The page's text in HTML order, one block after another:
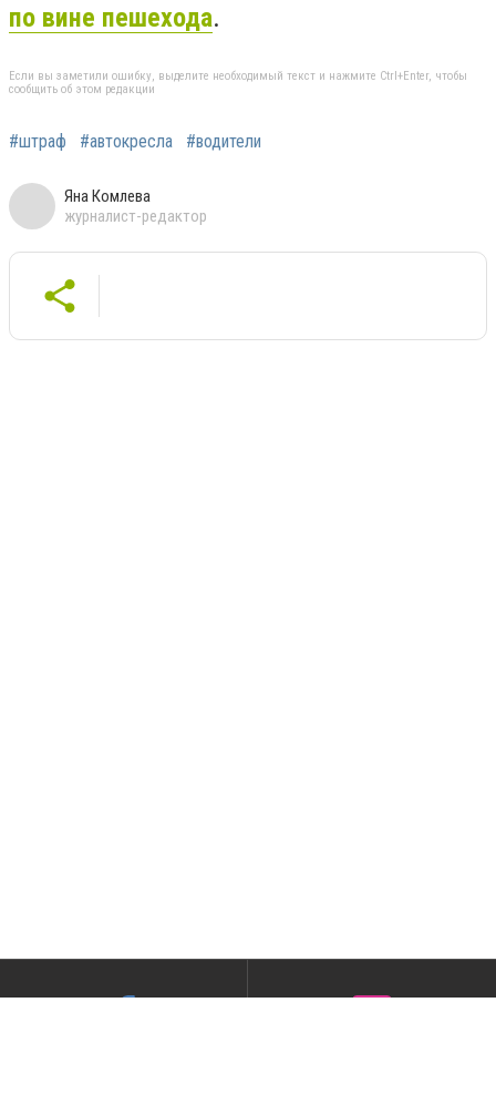
по вине пешехода.
Если вы заметили ошибку, выделите необходимый текст и нажмите Ctrl+Enter, чтобы
сообщить об этом редакции
#штраф #автокресла #водители
Яна Комлева
журналист-редактор